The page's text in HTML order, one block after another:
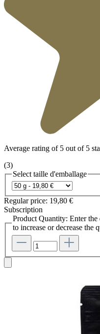
Average rating of 5 out of 5
(3)
Select taille d'emballage
Regular price: 19,80 €
Subscription
Product Quantity: Enter the
to increase or decrease the